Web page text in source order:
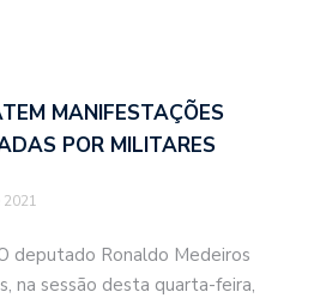
MANIFESTAÇÕES
POR MILITARES
deputado Ronaldo Medeiros
na sessão desta quarta-feira,